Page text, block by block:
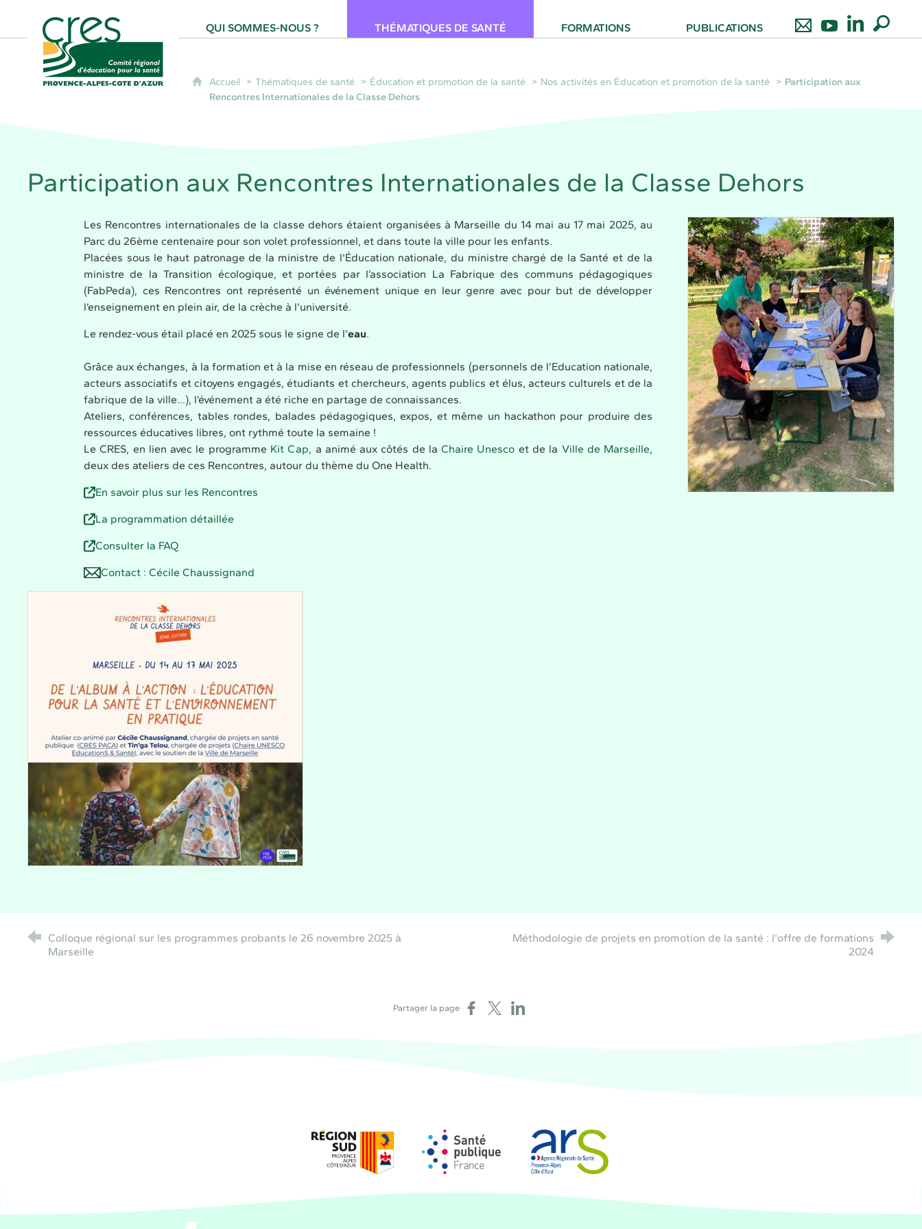
QUI SOMMES-NOUS ?
THÉMATIQUES DE SANTÉ FORMATIONS PUBLICATIONS
Accueil Thématiques de santé Éducation et promotion de la santé Nos activités en Éducation et promotion de la santé
Participation aux
Rencontres Internationales de la Classe Dehors
Participation aux Rencontres Internationales de la Classe Dehors
Les Rencontres internationales de la classe dehors étaient organisées à Marseille du 14 mai au 17 mai 2025, au
Parc du 26ème centenaire pour son volet professionnel, et dans toute la ville pour les enfants.
Placées sous le haut patronage de la ministre de l'Éducation nationale, du ministre chargé de la Santé et de la
ministre de la Transition écologique, et portées par l’association La Fabrique des communs pédagogiques
(FabPeda), ces Rencontres ont représenté un événement unique en leur genre avec pour but de développer
l’enseignement en plein air, de la crèche à l’université.
Le rendez-vous étail placé en 2025 sous le signe de l’eau.
Grâce aux échanges, à la formation et à la mise en réseau de professionnels (personnels de l’Education nationale,
acteurs associatifs et citoyens engagés, étudiants et chercheurs, agents publics et élus, acteurs culturels et de la
fabrique de la ville...), l’événement a été riche en partage de connaissances.
Ateliers, conférences, tables rondes, balades pédagogiques, expos, et même un hackathon pour produire des
ressources éducatives libres, ont rythmé toute la semaine !
Le CRES, en lien avec le programme Kit Cap, a animé aux côtés de laChaire Unesco et de la Ville de Marseille,
deux des ateliers de ces Rencontres, autour du thème du One Health.
En savoir plus sur les Rencontres
La programmation détaillée
Consulter la FAQ
Contact : Cécile Chaussignand
Colloque régional sur les programmes probants le 26 novembre 2025 à
Marseille
Méthodologie de projets en promotion de la santé : l'offre de formations
2024
Partager la page Partager sur Facebook
Partager sur XPartager sur LinkedIn
Région Sud Santé publique FranceAgence régionale de santé PACA